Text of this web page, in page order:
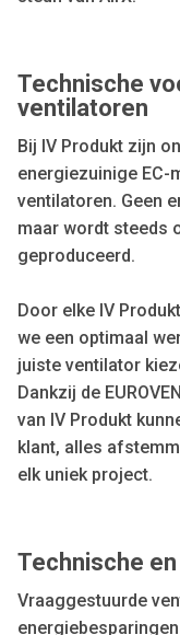
Technische
ventilatoren
Bij IV Produkt zijn
energiezuinige EC-
ventilatoren. Geen
maar wordt steeds
geproduceerd.
Door elke IV
we een optimaal
juiste ventilator
Dankzij de
van IV Produkt
klant, alles
elk uniek project.
Technische
Vraaggestuurde